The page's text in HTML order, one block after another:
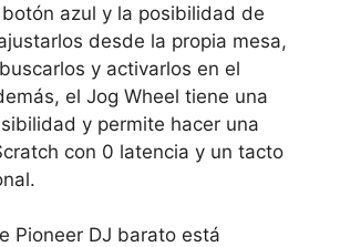
azul y la posibilidad de
desde la propia mesa,
y activarlos en el
el Jog Wheel tiene una
y permite hacer una
con 0 latencia y un tacto
Pioneer DJ barato está